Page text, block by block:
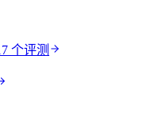
7 个评测